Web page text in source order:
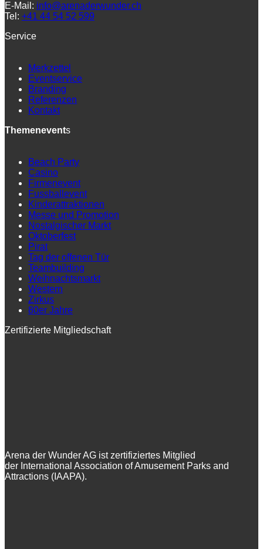
E-Mail: info@arenaderwunder.ch
Tel: +41 44 54 52 599
Service
Merkzettel
Eventservice
Branding
Referenzen
Kontakt
Themenevents
Beach Party
Casino
Firmenevent
Fussballevent
Kinderattraktionen
Messe und Promotion
Nostalgischer Markt
Oktoberfest
Pirat
Tag der offenen Tür
Teambuilding
Weihnachtsmarkt
Western
Zirkus
80er Jahre
Zertifizierte Mitgliedschaft
Arena der Wunder AG ist zertifiziertes Mitglied
der International Association of Amusement Parks and
Attractions (IAAPA).